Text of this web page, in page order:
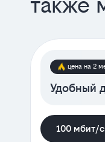
цена на 2
Удобный
100 мбит/с